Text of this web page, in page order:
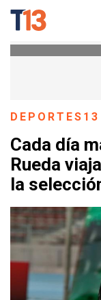
DEPORTES13
Cada día
Rueda
la